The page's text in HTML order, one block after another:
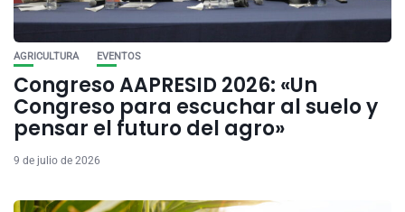
AGRICULTURA EVENTOS
Congreso AAPRESID 2026: «Un
Congreso para escuchar al suelo y
pensar el futuro del agro»
9 de julio de 2026